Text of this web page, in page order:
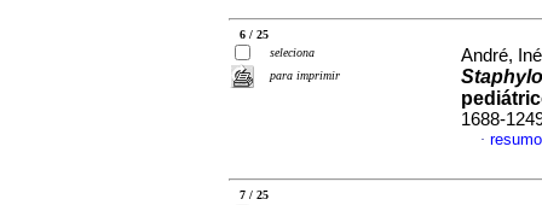
6 / 25
seleciona
para imprimir
André,
1688-
·
7 / 25